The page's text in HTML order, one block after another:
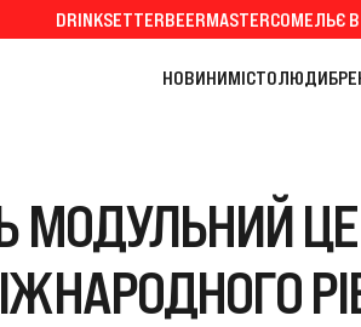
DRINKSETTERBEERMASTERСОМЕЛЬЄ
НОВИНИМІСТОЛЮДИ
МОДУЛЬНИЙ